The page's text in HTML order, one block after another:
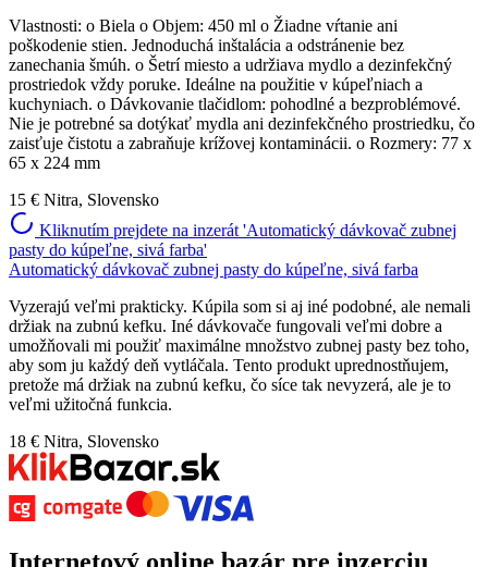
Vlastnosti: o Biela o Objem: 450 ml o Žiadne vŕtanie ani
poškodenie stien. Jednoduchá inštalácia a odstránenie bez
zanechania šmúh. o Šetrí miesto a udržiava mydlo a dezinfekčný
prostriedok vždy poruke. Ideálne na použitie v kúpeľniach a
kuchyniach. o Dávkovanie tlačidlom: pohodlné a bezproblémové.
Nie je potrebné sa dotýkať mydla ani dezinfekčného prostriedku, čo
zaisťuje čistotu a zabraňuje krížovej kontaminácii. o Rozmery: 77 x
65 x 224 mm
15 € Nitra, Slovensko
Kliknutím prejdete na inzerát 'Automatický dávkovač zubnej
pasty do kúpeľne, sivá farba'
Automatický dávkovač zubnej pasty do kúpeľne, sivá farba
Vyzerajú veľmi prakticky. Kúpila som si aj iné podobné, ale nemali
držiak na zubnú kefku. Iné dávkovače fungovali veľmi dobre a
umožňovali mi použiť maximálne množstvo zubnej pasty bez toho,
aby som ju každý deň vytláčala. Tento produkt uprednostňujem,
pretože má držiak na zubnú kefku, čo síce tak nevyzerá, ale je to
veľmi užitočná funkcia.
18 € Nitra, Slovensko